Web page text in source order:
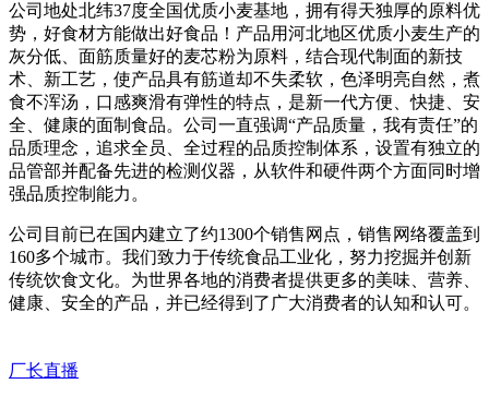
抖音用户0777 09:52 留言咨
询公司
抖音用户7127 13:56 留言咨
询公司
抖音用户1058 13:49 留言咨
询公司
河南南阳市 常女士 16:41
留言咨询公司
公司地处北纬37度全国优质小麦基地，拥有得天独厚的原料优
势，好食材方能做出好食品！产品用河北地区优质小麦生产的
灰分低、面筋质量好的麦芯粉为原料，结合现代制面的新技
术、新工艺，使产品具有筋道却不失柔软，色泽明亮自然，煮
食不浑汤，口感爽滑有弹性的特点，是新一代方便、快捷、安
全、健康的面制食品。公司一直强调“产品质量，我有责任”的
品质理念，追求全员、全过程的品质控制体系，设置有独立的
品管部并配备先进的检测仪器，从软件和硬件两个方面同时增
强品质控制能力。
公司目前已在国内建立了约1300个销售网点，销售网络覆盖到
160多个城市。我们致力于传统食品工业化，努力挖掘并创新
传统饮食文化。为世界各地的消费者提供更多的美味、营养、
健康、安全的产品，并已经得到了广大消费者的认知和认可。
厂长直播